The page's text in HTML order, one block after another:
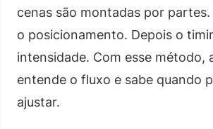
cenas são montadas por
o posicionamento. Depois o
intensidade. Com esse método,
entende o fluxo e sabe quando
ajustar.